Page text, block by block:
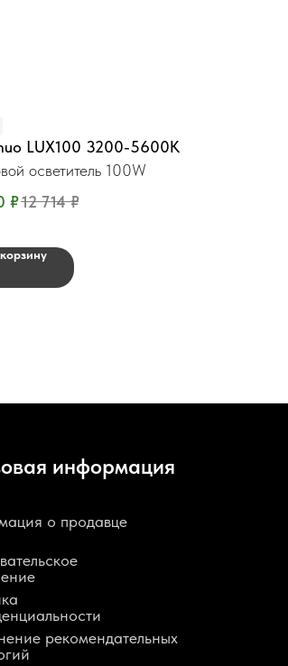
LUX100 3200-5600K
осветитель 100W
₽12 714 ₽
рекомендательных
о продавце
информация